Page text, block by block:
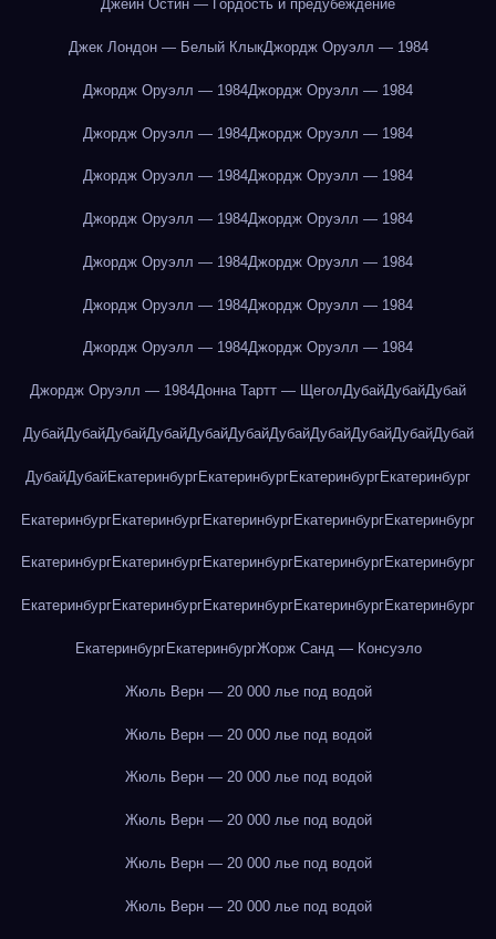
Джейн Остин — Гордость и предубеждение
Джек Лондон — Белый КлыкДжордж Оруэлл — 1984
Джордж Оруэлл — 1984Джордж Оруэлл — 1984
Джордж Оруэлл — 1984Джордж Оруэлл — 1984
Джордж Оруэлл — 1984Джордж Оруэлл — 1984
Джордж Оруэлл — 1984Джордж Оруэлл — 1984
Джордж Оруэлл — 1984Джордж Оруэлл — 1984
Джордж Оруэлл — 1984Джордж Оруэлл — 1984
Джордж Оруэлл — 1984Джордж Оруэлл — 1984
Джордж Оруэлл — 1984Донна Тартт — ЩеголДубайДубайДубай
ДубайДубайДубайДубайДубайДубайДубайДубайДубайДубайДубай
ДубайДубайЕкатеринбургЕкатеринбургЕкатеринбургЕкатеринбург
ЕкатеринбургЕкатеринбургЕкатеринбургЕкатеринбургЕкатеринбург
ЕкатеринбургЕкатеринбургЕкатеринбургЕкатеринбургЕкатеринбург
ЕкатеринбургЕкатеринбургЕкатеринбургЕкатеринбургЕкатеринбург
ЕкатеринбургЕкатеринбургЖорж Санд — Консуэло
Жюль Верн — 20 000 лье под водой
Жюль Верн — 20 000 лье под водой
Жюль Верн — 20 000 лье под водой
Жюль Верн — 20 000 лье под водой
Жюль Верн — 20 000 лье под водой
Жюль Верн — 20 000 лье под водой